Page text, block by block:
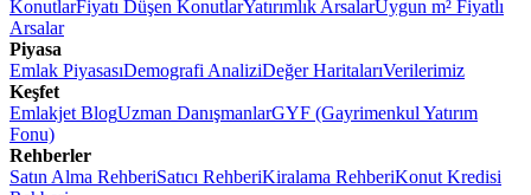
KonutlarFiyatı Düşen KonutlarYatırımlık ArsalarUygun m² Fiyatlı
Arsalar
Piyasa
Emlak PiyasasıDemografi AnaliziDeğer HaritalarıVerilerimiz
Keşfet
Emlakjet BlogUzman DanışmanlarGYF (Gayrimenkul Yatırım
Fonu)
Rehberler
Satın Alma RehberiSatıcı RehberiKiralama RehberiKonut Kredisi